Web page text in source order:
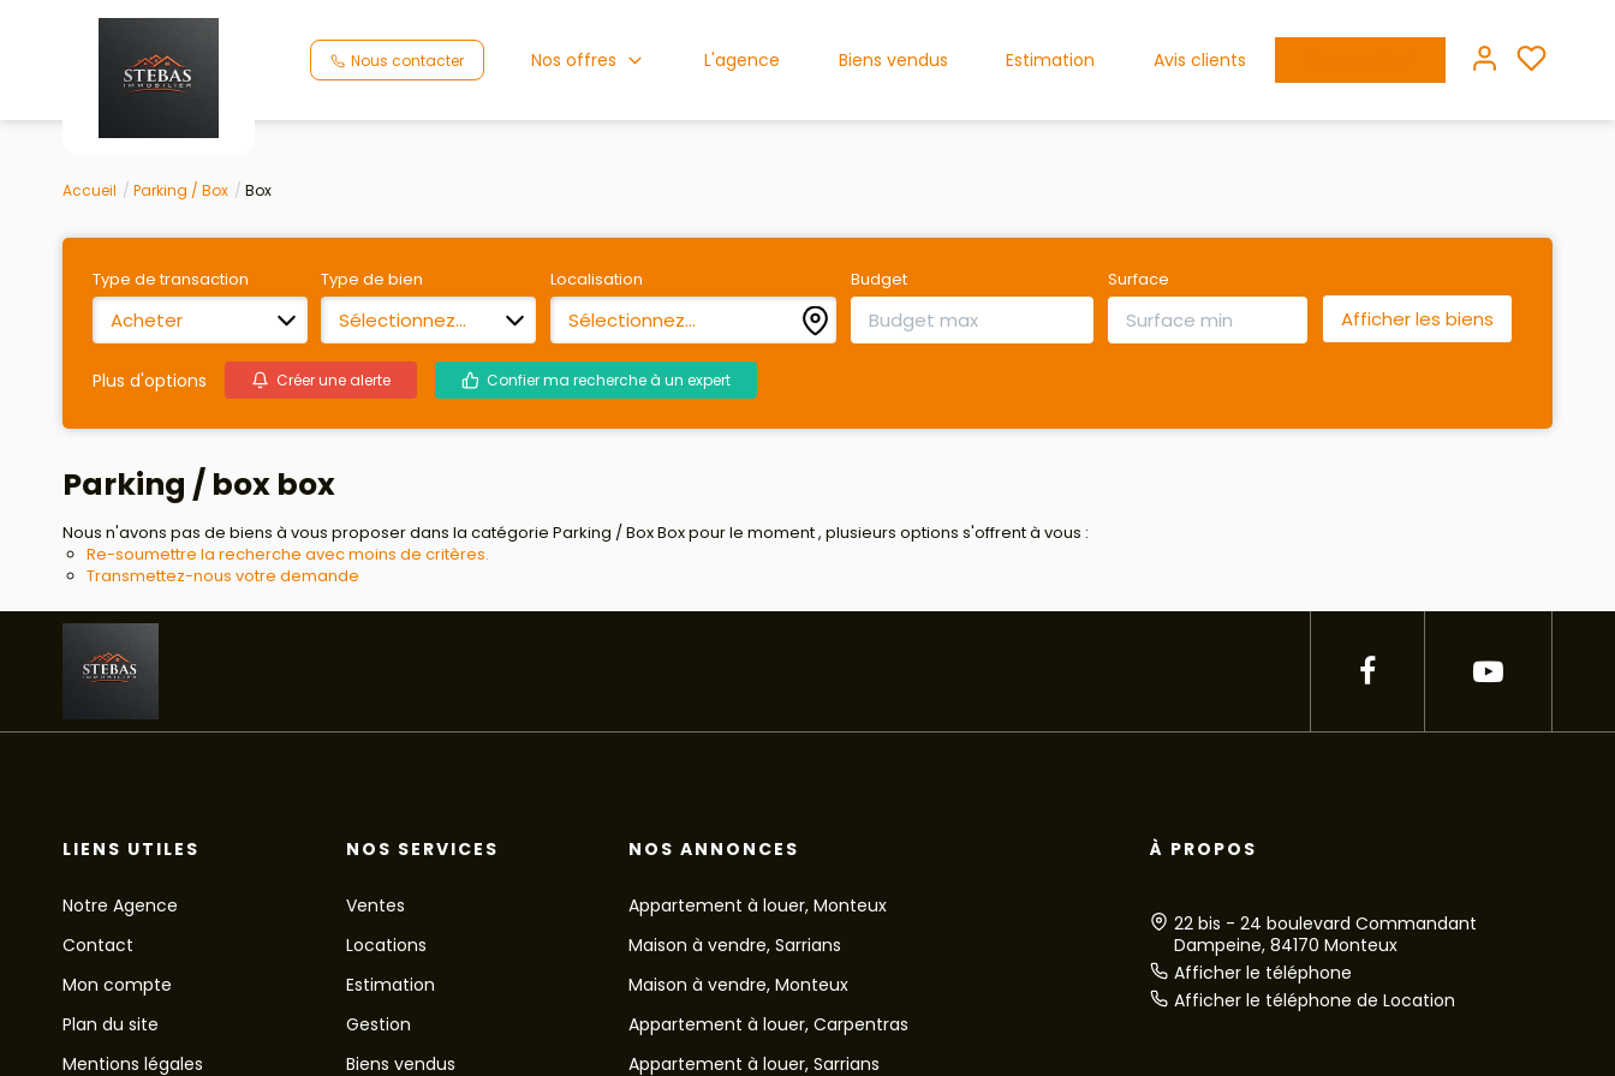
Nous contacter Nos offres L'agence Biens vendus Estimation Avis clients
Accueil Parking / Box Box
Type de transaction
Acheter
Type de bien
Sélectionnez...
Localisation
Sélectionnez...
Budget Surface
Plus d'options Créer une alerte Confier ma recherche à un expert
Parking / box box
Nous n'avons pas de biens à vous proposer dans la catégorie Parking / Box Box pour le moment , plusieurs options s'offrent à vous :
Re-soumettre la recherche avec moins de critères.
Transmettez-nous votre demande
LIENS UTILES
Notre Agence
Contact
Mon compte
Plan du site
Mentions légales
NOS SERVICES
Ventes
Locations
Estimation
Gestion
Biens vendus
NOS ANNONCES
Appartement à louer, Monteux
Maison à vendre, Sarrians
Maison à vendre, Monteux
Appartement à louer, Carpentras
Appartement à louer, Sarrians
À PROPOS
22 bis - 24 boulevard Commandant
Dampeine, 84170 Monteux
Afficher le téléphone
Afficher le téléphone de Location